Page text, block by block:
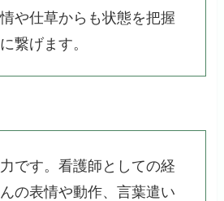
や仕草からも状態を把握
繋げます。
です。看護師としての経
の表情や動作、言葉遣い